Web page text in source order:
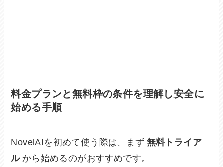
料金プランと無料枠の条件を理解し安全に
始める手順
NovelAIを初めて使う際は、まず 無料トライア
ル から始めるのがおすすめです。